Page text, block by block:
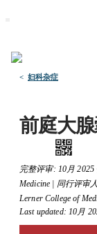
< 妇科杂症
前庭大
完整评审: 10月 2025
Medicine | 同行评审人
Lerner College of
Last updated: 10月